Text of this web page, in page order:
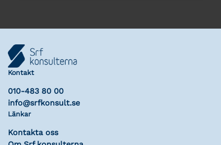
Kontakt
010-483 80 00
info@srfkonsult.se
Länkar
Kontakta oss